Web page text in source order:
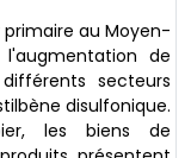
au Moyen-
de
secteurs
disulfonique.
les biens de